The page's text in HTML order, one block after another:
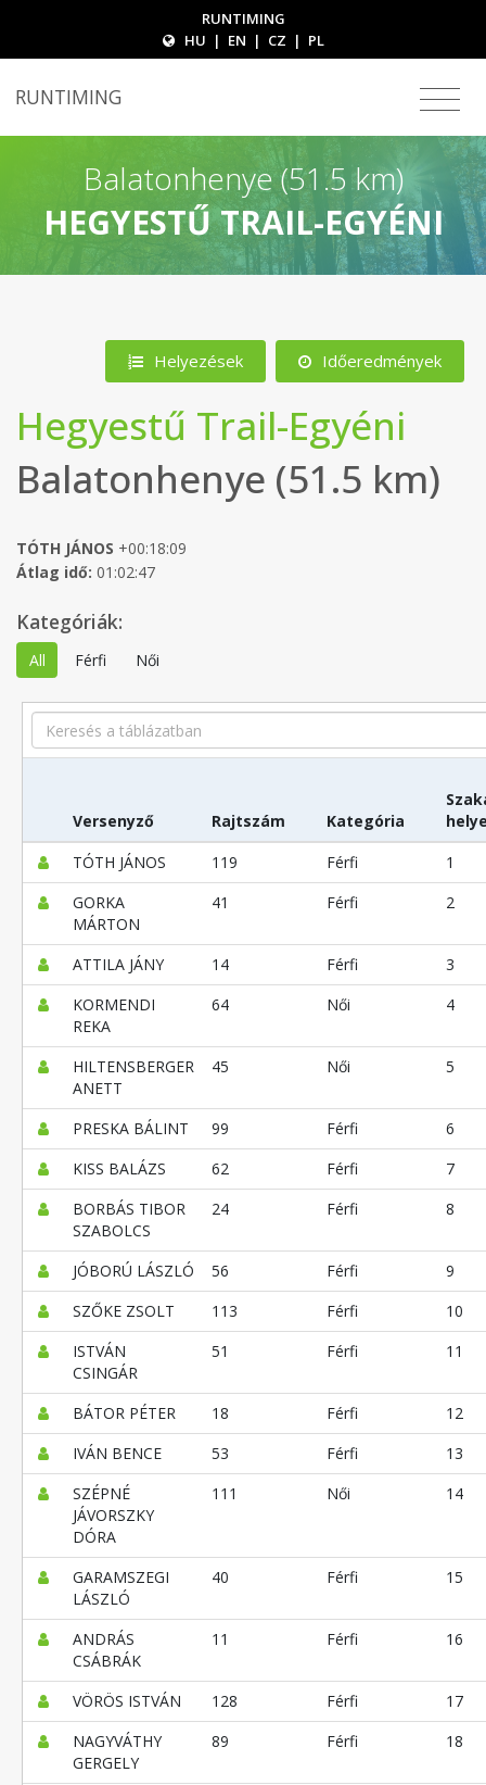
RUNTIMING
HU | EN | CZ | PL
RUNTIMING
Balatonhenye (51.5 km)
HEGYESTŰ TRAIL-EGYÉNI
Helyezések Időeredmények
Hegyestű Trail-Egyéni
Balatonhenye (51.5 km)
TÓTH JÁNOS +00:18:09
Átlag idő: 01:02:47
Kategóriák:
All Férfi Női
Search
Versenyző Rajtszám Kategória
TÓTH JÁNOS
119 Férfi
1
GORKA
MÁRTON
41 Férfi 2
ATTILA JÁNY 14 Férfi
3
KORMENDI
REKA
64 Női 4
HILTENSBERGER
ANETT
45 Női 5
PRESKA BÁLINT 99 Férfi
6
KISS BALÁZS
62 Férfi
7
BORBÁS TIBOR
SZABOLCS
24 Férfi 8
JÓBORÚ LÁSZLÓ 56 Férfi
9
SZŐKE ZSOLT
113 Férfi
10
ISTVÁN
CSINGÁR
51 Férfi 11
BÁTOR PÉTER 18 Férfi
12
IVÁN BENCE
53 Férfi
13
SZÉPNÉ
JÁVORSZKY
DÓRA
111 Női 14
GARAMSZEGI
LÁSZLÓ
40 Férfi 15
ANDRÁS
CSÁBRÁK
11 Férfi 16
VÖRÖS ISTVÁN 128 Férfi
17
NAGYVÁTHY
GERGELY
89 Férfi 18